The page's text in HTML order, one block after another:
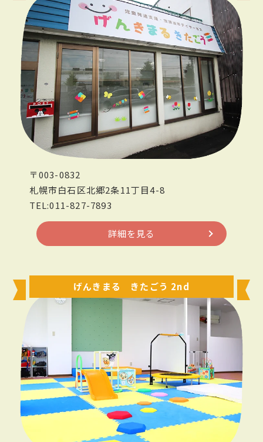
〒003-0832
札幌市白石区北郷2条11丁目4-8
TEL:011-827-7893
詳細を見る
げんきまる きたごう 2nd